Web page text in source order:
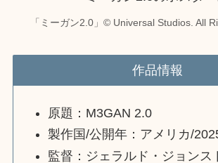
「ミーガン2.0」© Universal Studios. All
作品情報
原題：M3GAN 2.0
製作国/公開年：アメリカ/
監督：ジェラルド・ジョンス